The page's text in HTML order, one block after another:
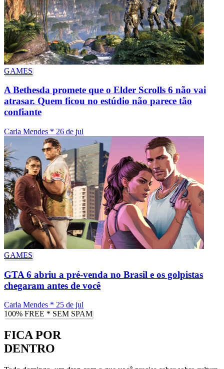
GAMES
A Bethesda promete que o Elder Scrolls 6 não vai
atrasar. Quem ficou no estúdio não parece tão
confiante
Carla Mendes * 26 de jul
GAMES
GTA 6 abriu a pré-venda no Brasil e os golpistas
chegaram antes de você
Carla Mendes * 25 de jul
100% FREE * SEM SPAM
FICA POR
DENTRO